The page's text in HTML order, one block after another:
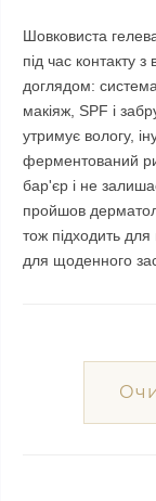
Шовковиста
під час контакту
доглядом:
макіяж, SPF і
утримує вологу,
ферментований
бар'єр і не
пройшов
тож підходить для
для щоденного